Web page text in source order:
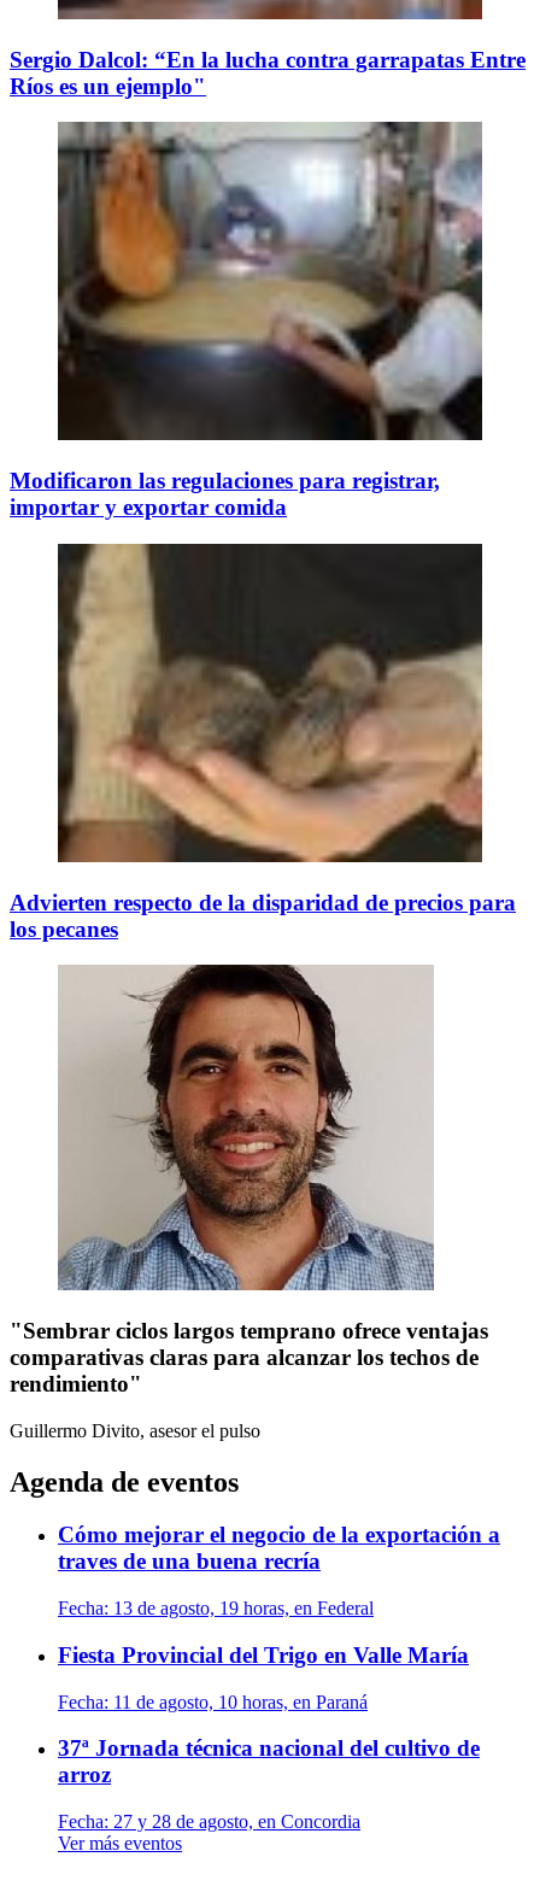
Sergio Dalcol: “En la lucha contra garrapatas Entre
Ríos es un ejemplo"
Modificaron las regulaciones para registrar,
importar y exportar comida
Advierten respecto de la disparidad de precios para
los pecanes
"Sembrar ciclos largos temprano ofrece ventajas
comparativas claras para alcanzar los techos de
rendimiento"
Guillermo Divito, asesor el pulso
Agenda de eventos
Cómo mejorar el negocio de la exportación a
traves de una buena recría
Fecha: 13 de agosto, 19 horas, en Federal
Fiesta Provincial del Trigo en Valle María
Fecha: 11 de agosto, 10 horas, en Paraná
37ª Jornada técnica nacional del cultivo de
arroz
Fecha: 27 y 28 de agosto, en Concordia
Ver más eventos